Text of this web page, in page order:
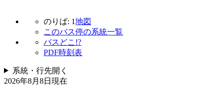
のりば: 1地図
このバス停の系統一覧
バスどこ!?
PDF時刻表
系統・行先開く
2026年8月8日 現在